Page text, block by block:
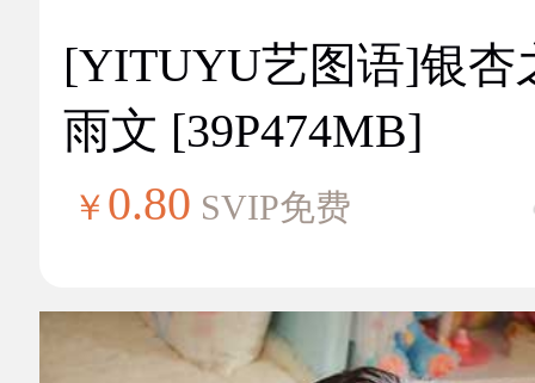
[YITUYU艺图语]银杏
雨文 [39P474MB]
￥ 0.80 SVIP免费